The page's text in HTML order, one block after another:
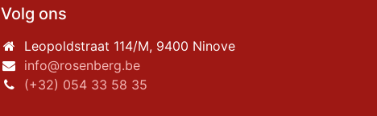
Volg ons
Leopoldstraat 114/M, 9400 Ninove
info@rosenberg.be
(+32) 054 33 58 35